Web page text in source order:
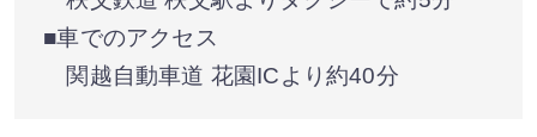
■車でのアクセス
関越自動車道 花園ICより約40分